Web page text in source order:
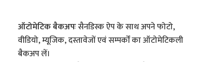
ऑटोमेटिक बैकअपःसैनडिस्क ऐप के साथ अपने फोटो,
वीडियो, म्यूजिक, दस्तावेजों एवं सम्पर्कों का ऑटोमेटिकली
बैकअप लें।